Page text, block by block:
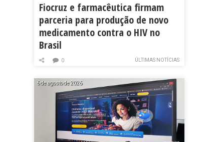
Fiocruz e farmacêutica firmam
parceria para produção de novo
medicamento contra o HIV no
Brasil
ÚLTIMAS NOTÍCIAS
0
6 de agosto de 2026